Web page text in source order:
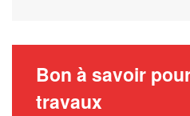
Bon à savoir
travaux